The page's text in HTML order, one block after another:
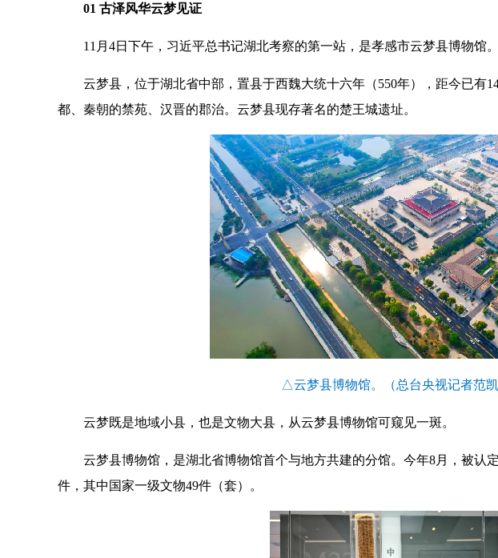
01 古泽风华云梦见证
11月4日下午，习近平总书记湖北考察的第一站，是孝感市云梦县博物馆。
云梦县，位于湖北省中部，置县于西魏大统十六年（550年），距今已有
都、秦朝的禁苑、汉晋的郡治。云梦县现存著名的楚王城遗址。
△云梦县博物馆。（总台央视记者范凯
云梦既是地域小县，也是文物大县，从云梦县博物馆可窥见一斑。
云梦县博物馆，是湖北省博物馆首个与地方共建的分馆。今年8月，被认
件，其中国家一级文物49件（套）。